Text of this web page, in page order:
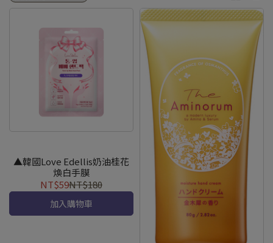
▲韓國Love Edellis奶油桂花
煥白手膜
NT$59NT$180
加入購物車